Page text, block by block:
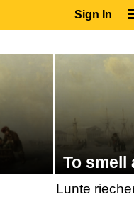
Sign In
To smell
Lunte